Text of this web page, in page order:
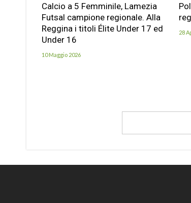
Calcio a 5 Femminile, Lamezia
Futsal campione regionale. Alla
Reggina i titoli Élite Under 17 ed
Under 16
10 Maggio 2026
28